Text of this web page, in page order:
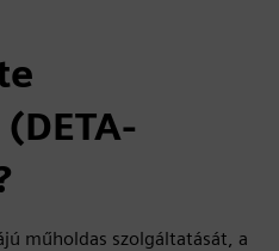
műholdas szolgáltatását, a